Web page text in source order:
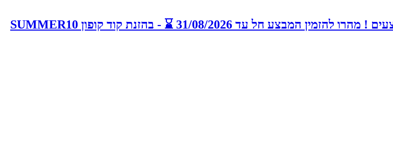
⛱️ מבצע חם לקיץ 🌞 10% הנחה על כל האתר - כולל כפל מבצעים ! מהרו להזמין המבצע חל עד 31/08/2026 ⌛️ - בהזנת קוד קופון SUMMER10